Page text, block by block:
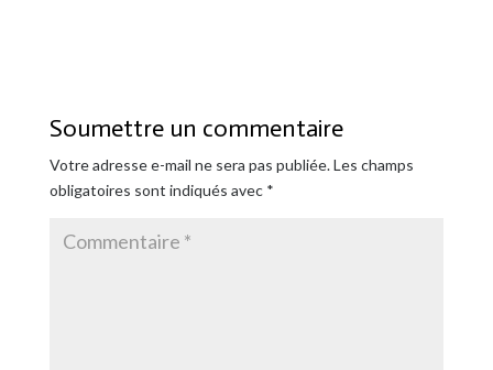
Soumettre un commentaire
Votre adresse e-mail ne sera pas publiée.Les champs
obligatoires sont indiqués avec *